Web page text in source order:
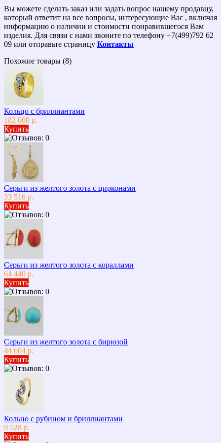
Вы можете сделать заказ или задать вопрос нашему продавцу,
который ответит на все вопросы, интересующие Вас , включая
информацию о наличии и стоимости понравившегося Вам
изделия. Для связи с нами звоните по телефону +7(499)792 62
09 или отправьте страницу Контакты
Похожие товары (8)
Кольцо с бриллиантами
182 000 р.
Купить
Серьги из желтого золота с цирконами
33 516 р.
Купить
Серьги из желтого золота с кораллами
64 440 р.
Купить
Серьги из желтого золота с бирюзой
44 604 р.
Купить
Кольцо с рубином и бриллиантами
9 528 р.
Купить